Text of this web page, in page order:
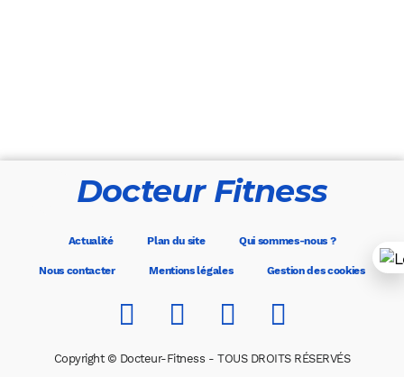
Docteur Fitness
Actualité Plan du site Qui sommes-nous ?
Nous contacter Mentions légales Gestion des cookies
Copyright © Docteur-Fitness - TOUS DROITS RÉSERVÉS